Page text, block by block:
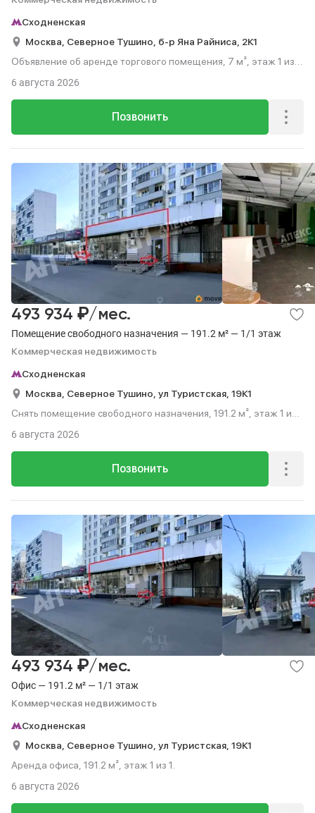
Сходненская
Москва, Северное Тушино, б-р Яна Райниса, 2К1
Объявление об аренде торгового помещения, 7 м², этаж 1 из
Позвонить
6 августа 2026
Помещение свободного назначения — 191.2 м² — 1/1 этаж
Коммерческая недвижимость
493 934 ₽/мес.
Сходненская
Москва, Северное Тушино, ул Туристская, 19К1
Снять помещение свободного назначения, 191.2 м², этаж 1 из
Позвонить
6 августа 2026
Офис — 191.2 м² — 1/1 этаж
Коммерческая недвижимость
493 934 ₽/мес.
Сходненская
Москва, Северное Тушино, ул Туристская, 19К1
Аренда офиса, 191.2 м², этаж 1 из 1.
6 августа 2026